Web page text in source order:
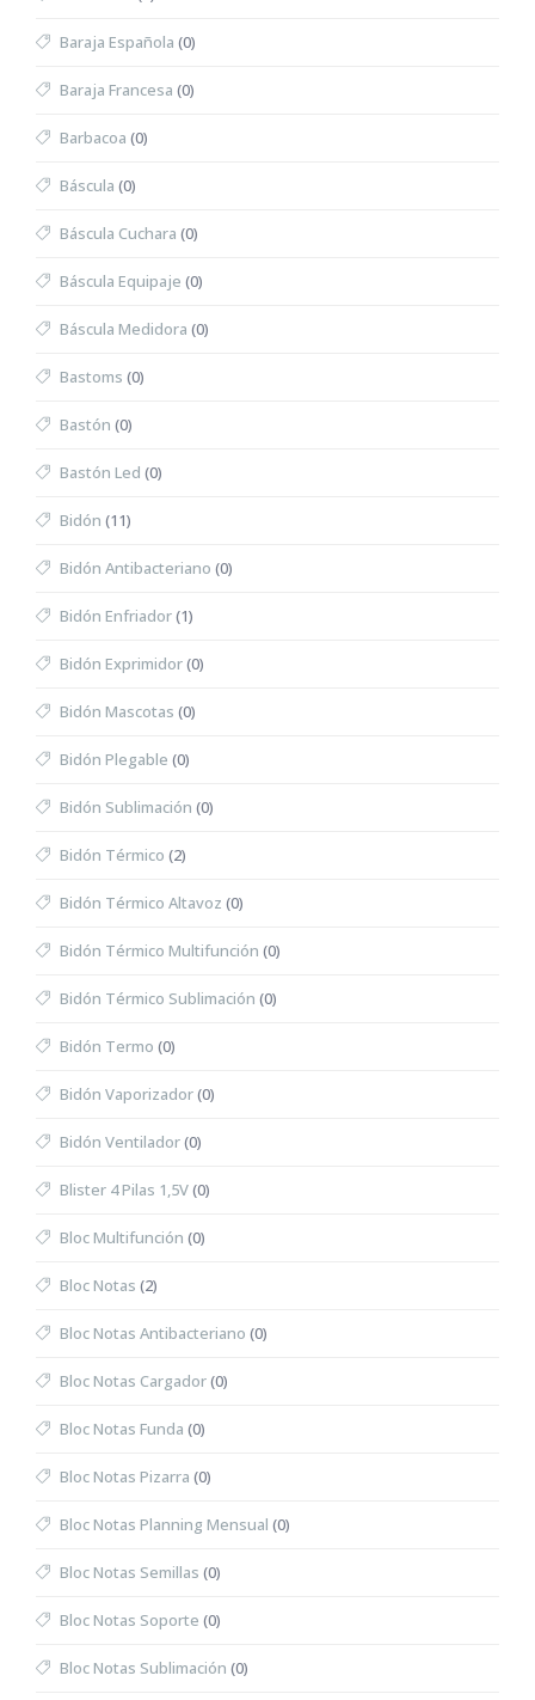
Baraja Española (0)
Baraja Francesa (0)
Barbacoa (0)
Báscula (0)
Báscula Cuchara (0)
Báscula Equipaje (0)
Báscula Medidora (0)
Bastoms (0)
Bastón (0)
Bastón Led (0)
Bidón (11)
Bidón Antibacteriano (0)
Bidón Enfriador(1)
Bidón Exprimidor(0)
Bidón Mascotas (0)
Bidón Plegable (0)
Bidón Sublimación (0)
Bidón Térmico (2)
Bidón Térmico Altavoz (0)
Bidón Térmico Multifunción (0)
Bidón Térmico Sublimación (0)
Bidón Termo (0)
Bidón Vaporizador(0)
Bidón Ventilador(0)
Blister 4 Pilas 1,5V(0)
Bloc Multifunción (0)
Bloc Notas (2)
Bloc Notas Antibacteriano (0)
Bloc Notas Cargador(0)
Bloc Notas Funda (0)
Bloc Notas Pizarra (0)
Bloc Notas Planning Mensual (0)
Bloc Notas Semillas (0)
Bloc Notas Soporte (0)
Bloc Notas Sublimación (0)